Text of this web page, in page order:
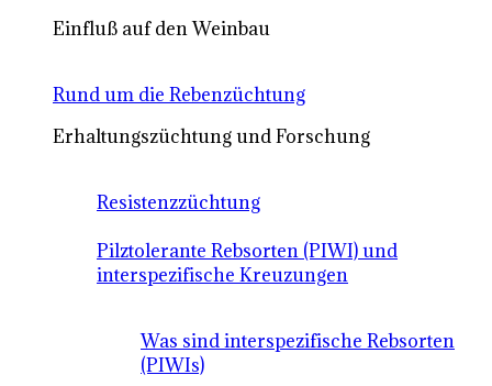
Einfluß auf den Weinbau
Rund um die Rebenzüchtung
Erhaltungszüchtung und Forschung
Resistenzzüchtung
Pilztolerante Rebsorten (PIWI) und
interspezifische Kreuzungen
Was sind interspezifische Rebsorten
(PIWIs)